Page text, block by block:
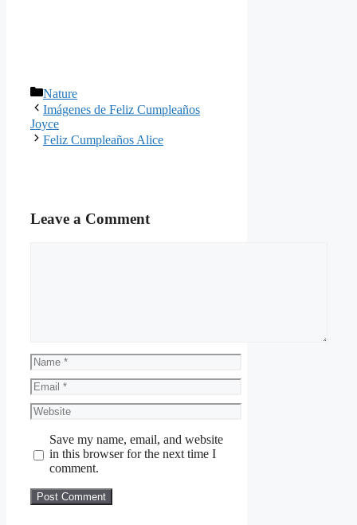
Categories
Nature
Imágenes de Feliz Cumpleaños
Joyce
Feliz Cumpleaños Alice
Leave a Comment
Name
Email
Website
Save my name, email, and website
in this browser for the next time I
comment.